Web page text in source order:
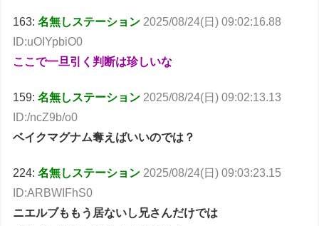
163:名無しステーション 2025/08/24(日) 09:02:16.88
ID:uOIYpbiO0
ここで一旦引く判断は珍しいな
159:名無しステーション 2025/08/24(日) 09:02:13.13
ID:/ncZ9b/o0
ベイクマグナム奪えばいいのでは？
224:名無しステーション 2025/08/24(日) 09:03:23.15
ID:ARBWIFhS0
ニエルブももう居ないし兄さんだけでは